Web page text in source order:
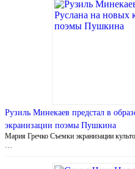
Рузиль Минекаев предстал в
экранизации поэмы Пушкина
Мария Гречко Съемки экранизации
…